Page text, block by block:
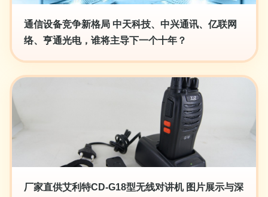
通信设备竞争新格局 中天科技、中兴通讯、亿联网
络、亨通光电，谁将主导下一个十年？
厂家直供艾利特CD-G18型无线对讲机 图片展示与深